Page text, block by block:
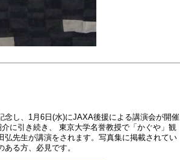
念し、1月6日(水)にJAXA後援による講演会が開催
に引き続き、 東京大学名誉教授で「かぐや」観
先生が講演をされます。写真集に掲載されてい
る方、必見です。